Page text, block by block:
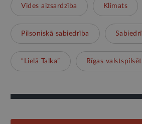
Vides aizsardzība Klimats
Pilsoniskā sabiedrība
“Lielā Talka” Rīgas